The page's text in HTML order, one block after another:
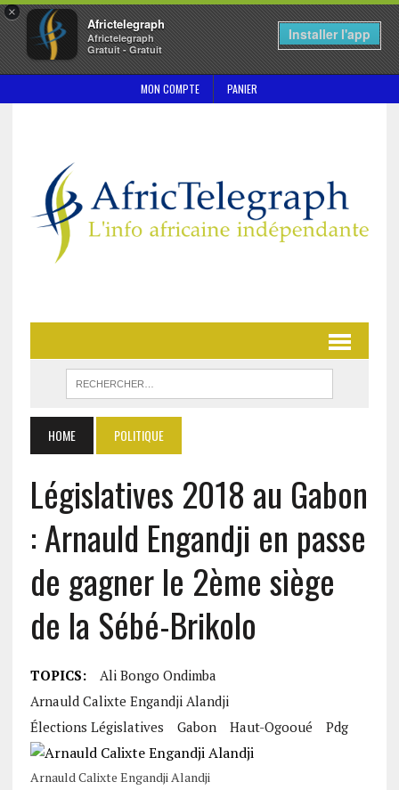
×
Africtelegraph
Africtelegraph
Gratuit - Gratuit
Installer l'app
MON COMPTE PANIER
HOME POLITIQUE
Législatives 2018 au Gabon
: Arnauld Engandji en passe
de gagner le 2ème siège
de la Sébé-Brikolo
TOPICS:
Ali Bongo Ondimba
Arnauld Calixte Engandji Alandji
Élections Législatives
Gabon Haut-Ogooué Pdg
Arnauld Calixte Engandji Alandji